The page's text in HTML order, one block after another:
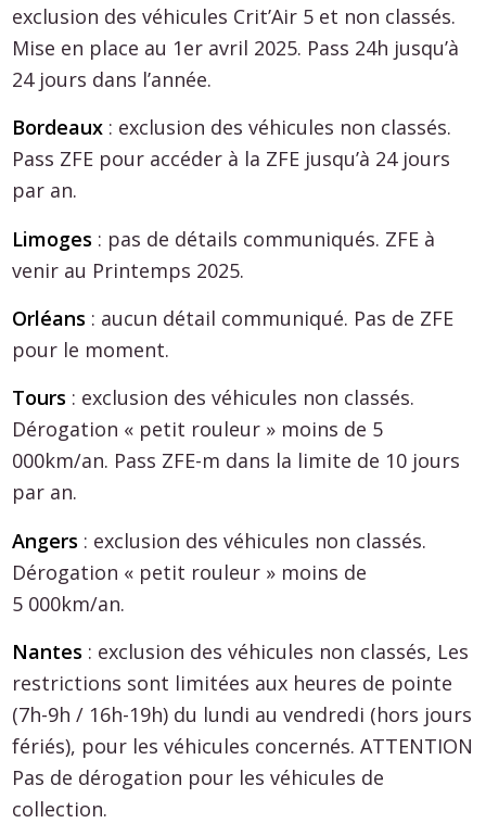
exclusion des véhicules Crit’Air 5 et non classés.
Mise en place au 1er avril 2025. Pass 24h jusqu’à
24 jours dans l’année.
Bordeaux : exclusion des véhicules non classés.
Pass ZFE pour accéder à la ZFE jusqu’à 24 jours
par an.
Limoges : pas de détails communiqués. ZFE à
venir au Printemps 2025.
Orléans : aucun détail communiqué. Pas de ZFE
pour le moment.
Tours : exclusion des véhicules non classés.
Dérogation « petit rouleur » moins de 5
000km/an. Pass ZFE-m dans la limite de 10 jours
par an.
Angers : exclusion des véhicules non classés.
Dérogation « petit rouleur » moins de
5 000km/an.
Nantes : exclusion des véhicules non classés, Les
restrictions sont limitées aux heures de pointe
(7h-9h / 16h-19h) du lundi au vendredi (hors jours
fériés), pour les véhicules concernés. ATTENTION
Pas de dérogation pour les véhicules de
collection.